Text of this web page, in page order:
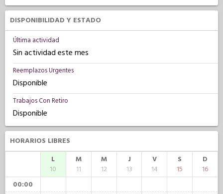
DISPONIBILIDAD Y ESTADO
Última actividad
Sin actividad este mes
Reemplazos Urgentes
Disponible
Trabajos Con Retiro
Disponible
HORARIOS LIBRES
L
10
M
11
M
12
J
13
V
14
S
15
D
16
00:00